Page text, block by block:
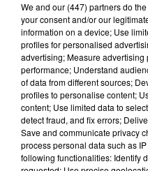
We and our (447) partnersdo
your consent and/or our
information on a device; Use
profiles for personalised
advertising; Measure
performance; Understand
of data from different sources;
profiles to personalise content;
content; Use limited data to
detect fraud, and fix errors;
Save and communicate privacy
process personal data such as
following functionalities: Identify